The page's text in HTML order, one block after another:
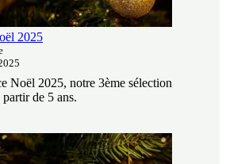
2025
Noël 2025, notre 3ème sélection
de 5 ans.